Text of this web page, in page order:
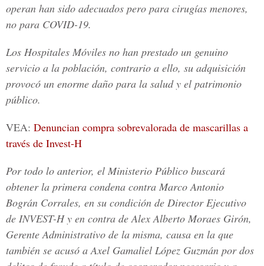
operan han sido adecuados pero para cirugías menores,
no para COVID-19.
Los Hospitales Móviles no han prestado un genuino
servicio a la población, contrario a ello, su adquisición
provocó un enorme daño para la salud y el patrimonio
público.
VEA: Denuncian compra sobrevalorada de mascarillas a
través de Invest-H
Por todo lo anterior, el Ministerio Público buscará
obtener la primera condena contra Marco Antonio
Bográn Corrales, en su condición de Director Ejecutivo
de INVEST-H y en contra de Alex Alberto Moraes Girón,
Gerente Administrativo de la misma, causa en la que
también se acusó a Axel Gamaliel López Guzmán por dos